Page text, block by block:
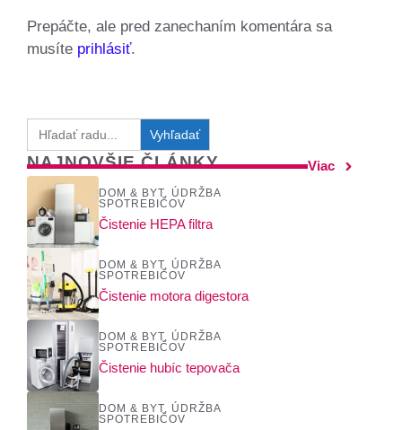
Prepáčte, ale pred zanechaním komentára sa
musíte prihlásiť.
for:
NAJNOVŠIE ČLÁNKY Viac
DOM & BYT, ÚDRŽBA
SPOTREBIČOV
Čistenie HEPA filtra
DOM & BYT, ÚDRŽBA
SPOTREBIČOV
Čistenie motora digestora
DOM & BYT, ÚDRŽBA
SPOTREBIČOV
Čistenie hubíc tepovača
DOM & BYT, ÚDRŽBA
SPOTREBIČOV